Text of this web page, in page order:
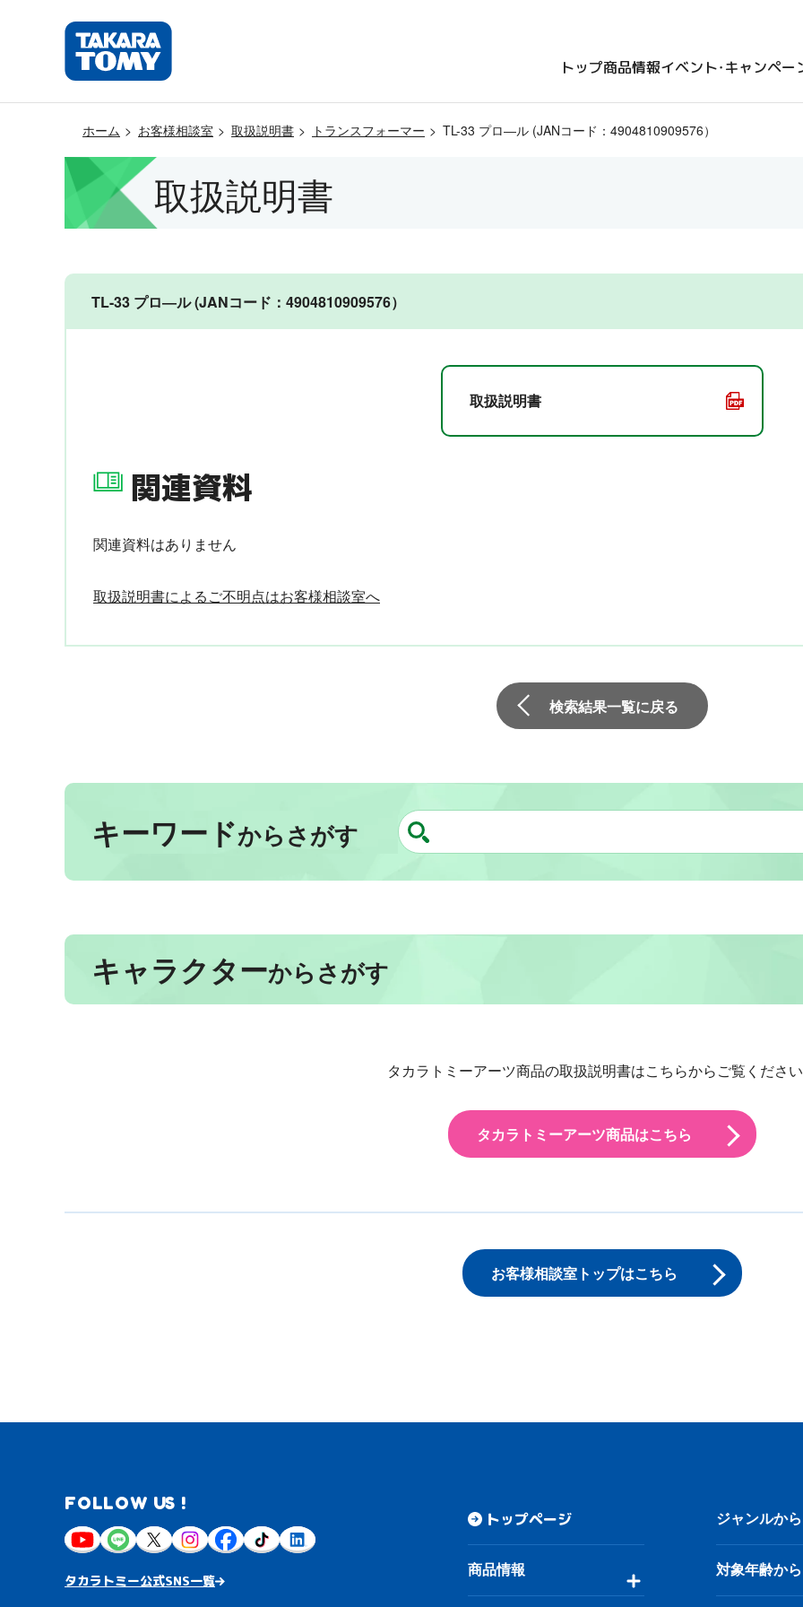
トップ商品情報イベント・キャンペー
ホーム お客様相談室 取扱説明書 トランスフォーマー TL-33 プロ―ル (JANコード：4904810909576）
取扱説明書
TL-33 プロ―ル (JANコード：4904810909576）
取扱説明書
関連資料
関連資料はありません
取扱説明書によるご不明点はお客様相談室へ
検索結果一覧に戻る
キーワードからさがす
キャラクターからさがす
タカラトミーアーツ商品の取扱説明書はこちらからご覧くださ
タカラトミーアーツ商品はこちら
お客様相談室トップはこちら
FOLLOW US !
タカラトミー公式SNS一覧
トップページ
商品情報
ジャンルか
対象年齢か